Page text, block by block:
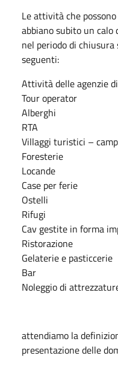
Le attività che
abbiano subito un
nel periodo di
seguenti:
Attività delle agenzie
Tour operator
Alberghi
RTA
Villaggi turistici –
Foresterie
Locande
Case per ferie
Ostelli
Rifugi
Cav gestite in forma
Ristorazione
Gelaterie e pasticcerie
Bar
Noleggio di
attendiamo la
presentazione delle